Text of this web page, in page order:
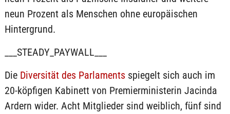
neun Prozent als Menschen ohne europäischen
Hintergrund.
___STEADY_PAYWALL___
Die Diversität des Parlamentsspiegelt sich auch im
20-köpfigen Kabinett von Premierministerin Jacinda
Ardern wider. Acht Mitglieder sind weiblich, fünf sind